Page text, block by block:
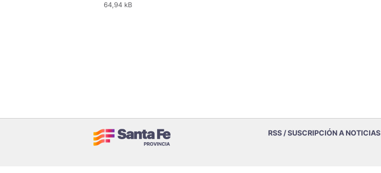
64,94 kB
RSS / SUSCRIPCIÓN A NOTICIAS